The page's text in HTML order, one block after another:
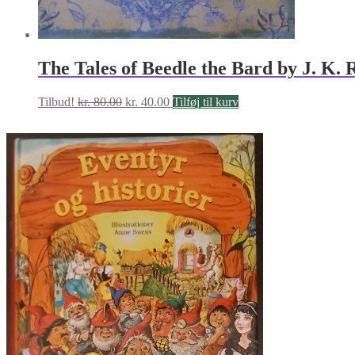
The Tales of Beedle the Bard by J. K.
Tilbud! kr.80.00 Den
var:
kr. 80.00.
kr. 40.00Den
er:
kr. 40.00.
Tilføj til kurv